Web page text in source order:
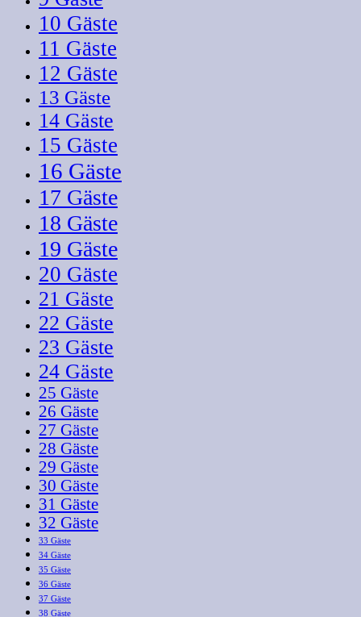
10 Gäste
11 Gäste
12 Gäste
13 Gäste
14 Gäste
15 Gäste
16 Gäste
17 Gäste
18 Gäste
19 Gäste
20 Gäste
21 Gäste
22 Gäste
23 Gäste
24 Gäste
25 Gäste
26 Gäste
27 Gäste
28 Gäste
29 Gäste
30 Gäste
31 Gäste
32 Gäste
33 Gäste
34 Gäste
35 Gäste
36 Gäste
37 Gäste
38 Gäste